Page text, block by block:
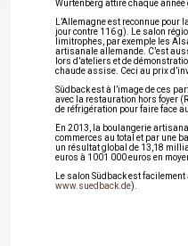
Wurtenberg attire chaque
L’Allemagne est reconnue
jour contre 116 g). Le salon
limitrophes, par exemple les
artisanale allemande. C’est
lors d’ateliers et de
chaude assise. Ceci au prix
Südback est à l’image de ces
avec la restauration hors foyer
de réfrigération pour faire face
En 2013, la boulangerie
commerces au total et par une
un résultat global de 13,18
euros à 1001 000 euros en
Le salon Südback est
www.suedback.de).